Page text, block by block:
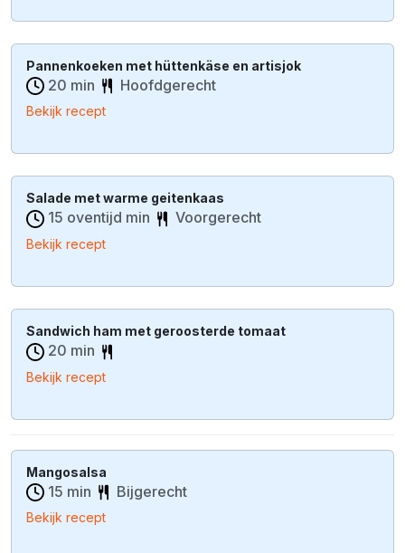
Pannenkoeken met hüttenkäse en artisjok
20 min Hoofdgerecht
Bekijk recept
Salade met warme geitenkaas
15 oventijd min Voorgerecht
Bekijk recept
Sandwich ham met geroosterde tomaat
20 min
Bekijk recept
Mangosalsa
15 min Bijgerecht
Bekijk recept